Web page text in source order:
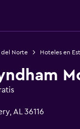
del Norte Hoteles en
AL 36116